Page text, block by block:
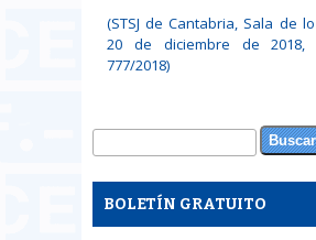
(STSJ de Cantabria, Sala de
20 de diciembre de 2018,
777/2018)
Formulario de
Buscar
BOLETÍN GRATUITO